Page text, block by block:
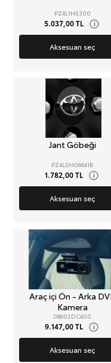
PZ4L1H5300
5.037,00 TL i
Aksesuarı seç
Jant Göbeği
PZ4L0H06641B
1.782,00 TL i
Aksesuarı seç
Araç içi Ön - Arka
Kamera
08602DC400
9.147,00 TL i
Aksesuarı seç